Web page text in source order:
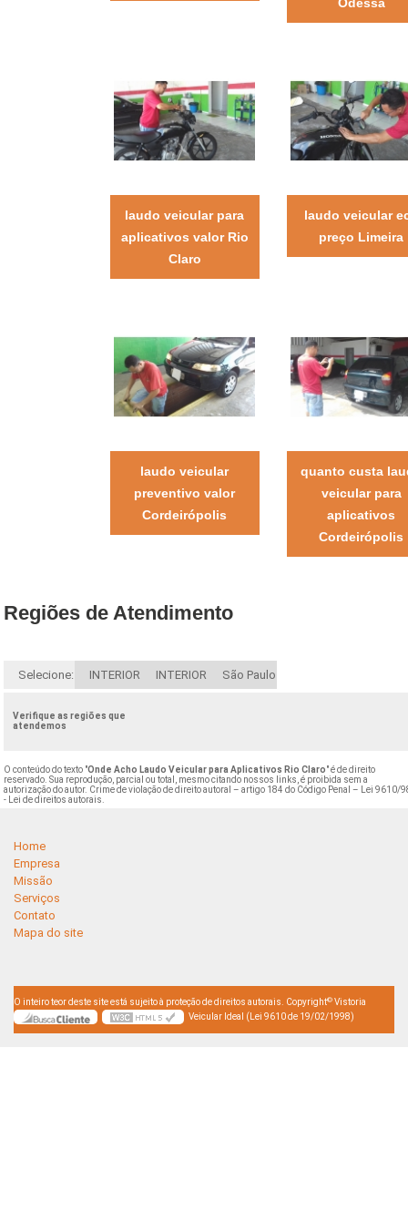
laudo veicular para
aplicativos valor Rio
Claro
laudo veicular
preço Limeira
laudo veicular
preventivo valor
Cordeirópolis
quanto custa
veicular para
aplicativos
Cordeirópolis
Regiões de Atendimento
Selecione: INTERIOR INTERIOR São Paulo
Verifique as regiões que
atendemos
O conteúdo do texto "Onde Acho Laudo Veicular para Aplicativos Rio Claro" é de direito
reservado. Sua reprodução, parcial ou total, mesmo citando nossos links, é proibida sem a
autorização do autor. Crime de violação de direito autoral – artigo 184 do Código Penal –
Lei 9610/
- Lei de direitos autorais
Home
Empresa
Missão
Serviços
Contato
Mapa do site
O inteiro teor deste site está sujeito à proteção de direitos autorais. Copyright© Vistoria
Veicular Ideal (Lei 9610 de 19/02/1998)